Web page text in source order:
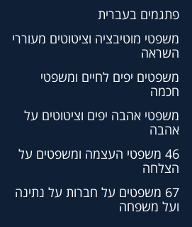
פתגמים בעברית
משפטי מוטיבציה וציטוטים מעוררי
השראה
משפטים יפים לחיים ומשפטי
חכמה
משפטי אהבה יפים וציטוטים על
אהבה
46 משפטי העצמה ומשפטים על
הצלחה
67 משפטים על חברות על נתינה
ועל משפחה